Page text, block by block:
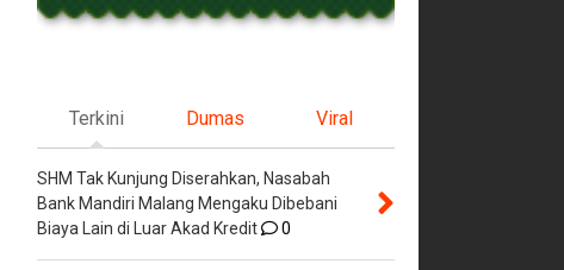
Terkini Dumas Viral
SHM Tak Kunjung Diserahkan, Nasabah
Bank Mandiri Malang Mengaku Dibebani
Biaya Lain di Luar Akad Kredit
0